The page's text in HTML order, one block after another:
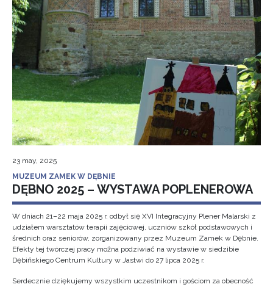
23 may, 2025
MUZEUM ZAMEK W DĘBNIE
DĘBNO 2025 – WYSTAWA POPLENEROWA
W dniach 21–22 maja 2025 r. odbył się XVI Integracyjny Plener Malarski z
udziałem warsztatów terapii zajęciowej, uczniów szkół podstawowych i
średnich oraz seniorów, zorganizowany przez Muzeum Zamek w Dębnie.
Efekty tej twórczej pracy można podziwiać na wystawie w siedzibie
Dębińskiego Centrum Kultury w Jastwi do 27 lipca 2025 r.
Serdecznie dziękujemy wszystkim uczestnikom i gościom za obecność